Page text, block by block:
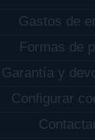
Gastos de
Formas de
Garantía y
Configurar